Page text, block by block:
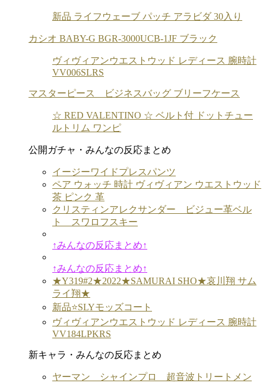
新品 ライフウェーブ パッチ アラビダ 30入り
カシオ BABY-G BGR-3000UCB-1JF ブラック
ヴィヴィアンウエストウッド レディース 腕時計
VV006SLRS
マスターピース ビジネスバッグ ブリーフケース
☆ RED VALENTINO ☆ ベルト付 ドットチュー
ルトリム ワンピ
公開ガチャ・みんなの反応まとめ
イージーワイドプレスパンツ
ペア ウォッチ 時計 ヴィヴィアン ウエストウッド
茶 ピンク 革
クリスティンアレクサンダー ビジュー革ベル
ト スワロフスキー
↑みんなの反応まとめ↑
↑みんなの反応まとめ↑
★Y319#2★2022★SAMURAI SHO★哀川翔 サム
ライ翔★
新品⭐️SLYモッズコート
ヴィヴィアンウエストウッド レディース 腕時計
VV184LPKRS
新キャラ・みんなの反応まとめ
ヤーマン シャインプロ 超音波トリートメン